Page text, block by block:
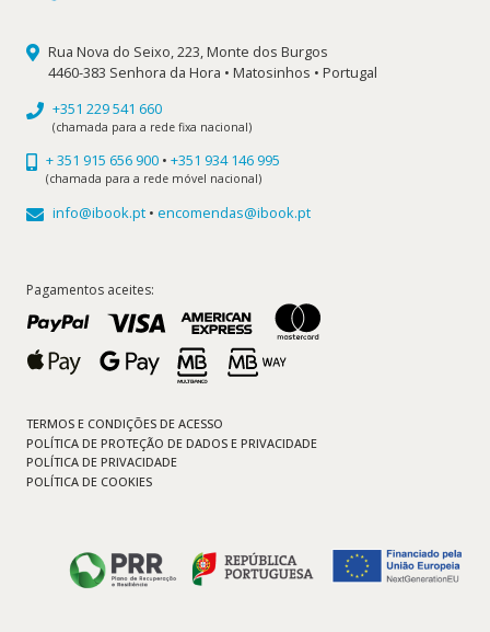
Rua Nova do Seixo, 223, Monte dos Burgos
4460-383 Senhora da Hora • Matosinhos • Portugal
+351 229 541 660
(chamada para a rede fixa nacional)
+ 351 915 656 900 • +351 934 146 995
(chamada para a rede móvel nacional)
info@ibook.pt • encomendas@ibook.pt
Pagamentos aceites:
TERMOS E CONDIÇÕES DE ACESSO
POLÍTICA DE PROTEÇÃO DE DADOS E PRIVACIDADE
POLÍTICA DE PRIVACIDADE
POLÍTICA DE COOKIES